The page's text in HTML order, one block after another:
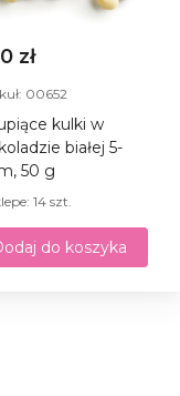
zł
00652
kulki w
białej 5-
50 g
14 szt.
do koszyka